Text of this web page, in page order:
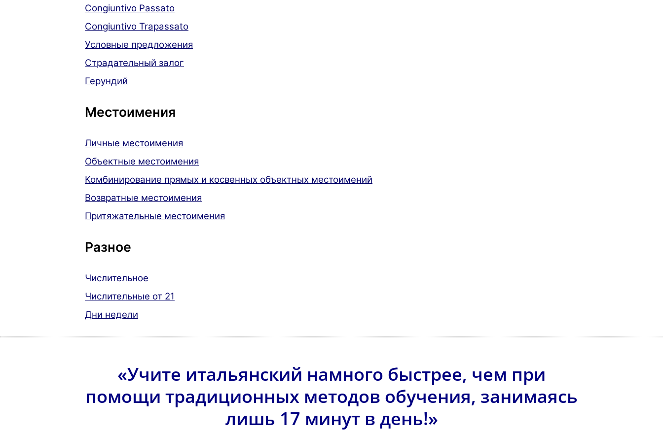
Congiuntivo Passato
Congiuntivo Trapassato
Условные предложения
Страдательный залог
Герундий
Местоимения
Личные местоимения
Объектные местоимения
Комбинирование прямых и косвенных объектных местоимений
Возвратные местоимения
Притяжательные местоимения
Разное
Числительное
Числительные от 21
Дни недели
«Учите итальянский намного быстрее, чем при
помощи традиционных методов обучения, занимаясь
лишь 17 минут в день!»